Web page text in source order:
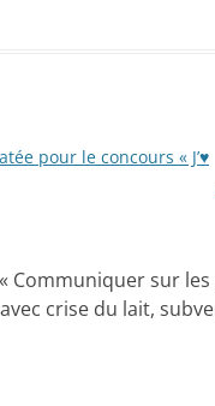
pour le concours « J’♥
Communiquer sur
crise du lait,